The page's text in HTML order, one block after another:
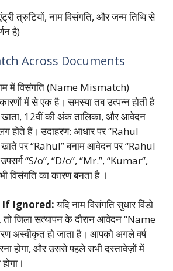
त्रुटियों, नाम विसंगति, और जन्म तिथि से
है)
Across Documents
में विसंगति (Name Mismatch)
में से एक है। समस्या तब उत्पन्न होती है
12वीं की अंक तालिका, और आवेदन
होते हैं। उदाहरण: आधार पर “Rahul
पर “Rahul” बनाम आवेदन पर “Rahul
“S/o”, “D/o”, “Mr.”, “Kumar”,
विसंगति का कारण बनता है ।
If Ignored:यदि नाम विसंगति सुधार विंडो
तो जिला सत्यापन के दौरान आवेदन “Name
अस्वीकृत हो जाता है। आपको अगले वर्ष
होगा, और उससे पहले सभी दस्तावेज़ों में